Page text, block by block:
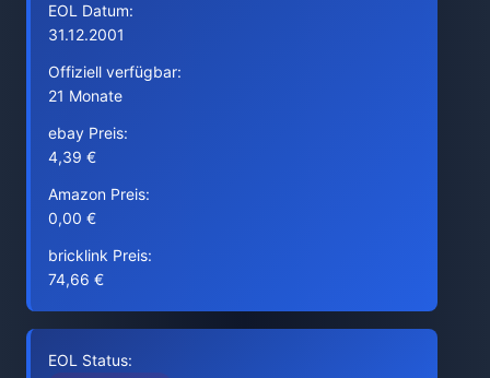
EOL Datum:
31.12.2001
Offiziell verfügbar:
21 Monate
ebay Preis:
4,39 €
Amazon Preis:
0,00 €
bricklink Preis:
74,66 €
EOL Status: